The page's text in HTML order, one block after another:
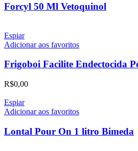
Forcyl 50 Ml Vetoquinol
Espiar
Adicionar aos favoritos
Frigoboi Facilite Endectocida
R$0,00
Espiar
Adicionar aos favoritos
Lontal Pour On 1 litro Bimeda